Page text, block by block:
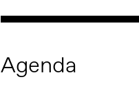
Agenda